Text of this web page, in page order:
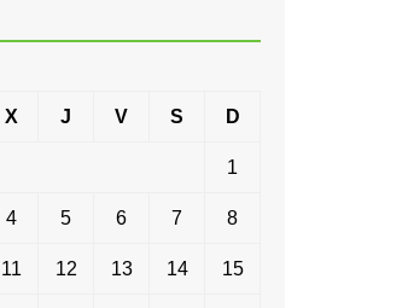
X J V S D
1
4 5 6 7 8
11 12 13 14 15